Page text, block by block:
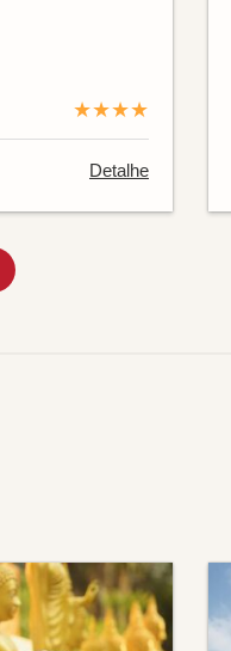
★★★★
Detalhe